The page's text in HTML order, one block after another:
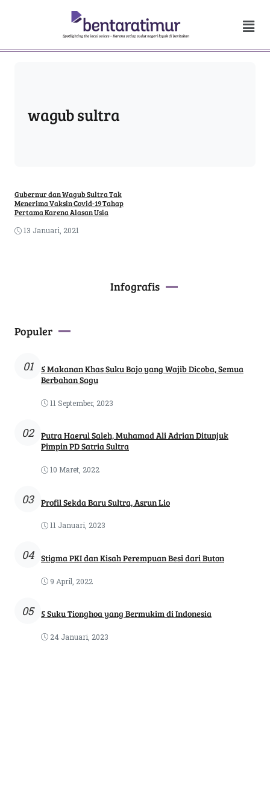
wagub sultra
Gubernur dan Wagub Sultra Tak
Menerima Vaksin Covid-19 Tahap
Pertama Karena Alasan Usia
13 Januari, 2021
Infografis
Populer
01
5 Makanan Khas Suku Bajo yang Wajib Dicoba, Semua
Berbahan Sagu
11 September, 2023
02
Putra Haerul Saleh, Muhamad Ali Adrian Ditunjuk
Pimpin PD Satria Sultra
10 Maret, 2022
03 Profil Sekda Baru Sultra, Asrun Lio
11 Januari, 2023
04 Stigma PKI dan Kisah Perempuan Besi dari Buton
9 April, 2022
05 5 Suku Tionghoa yang Bermukim di Indonesia
24 Januari, 2023